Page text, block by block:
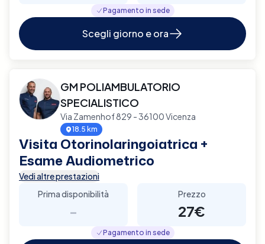
Pagamento in sede
Scegli giorno e ora
GM POLIAMBULATORIO
SPECIALISTICO
Via Zamenhof 829 - 36100 Vicenza
18.5 km
Visita Otorinolaringoiatrica +
Esame Audiometrico
Vedi altre prestazioni
Prima disponibilità
-
Prezzo
27€
Pagamento in sede